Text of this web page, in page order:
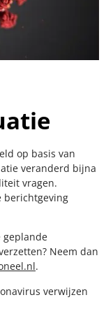
op basis van
veranderd bijna
vragen.
berichtgeving
geplande
Neem dan
.
verwijzen